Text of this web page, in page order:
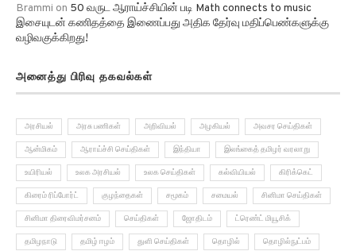
Brammi on 50 வருட ஆராய்ச்சியின் படி Math connects to music
இசையுடன் கணிதத்தை இணைப்பது அதிக தேர்வு மதிப்பெண்களுக்கு
வழிவகுக்கிறது!
அனைத்து பிரிவு தகவல்கள்
அரசியல் அரசு பணிகள் அறிவியல் அழகியல் அவசர செய்திகள்
ஆன்மிகம் ஆராய்ச்சி செய்திகள் இந்தியா இலங்கைத் தமிழர் வரலாறு
உயிரியல் உலக அரசியல் உலக செய்திகள் கல்வியியல் கிரிக்கெட்
கிரைம் ரிப்போர்ட் குழந்தைகள் சமூகம் சமையல் சினிமா செய்திகள்
சினிமா திரைவிமர்சனம் செய்திகள் ஜோதிடம் ட்ரெண்ட் மியூசிக்
தமிழநாடு தமிழ் ஈழம் துளி செய்திகள் தொழில் தொழில்நுட்பம்